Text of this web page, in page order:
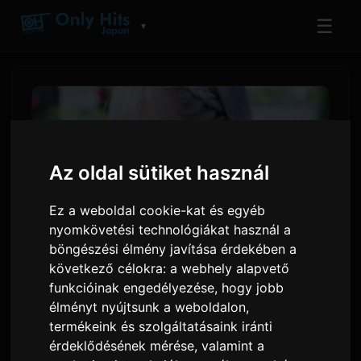
Az oldal sütiket használ
Ez a weboldal cookie-kat és egyéb
nyomkövetési technológiákat használ a
böngészési élmény javítása érdekében a
következő célokra:a webhely alapvető
funkcióinak engedélyezése, hogy jobb
élményt nyújtsunk a weboldalon,
termékeink és szolgáltatásaink iránti
érdeklődésének mérése, valamint a
▼ ☰
ReoNa bemutatja az 'Amore'
klipjét a 'Kimishinu' anime
nyitányaként